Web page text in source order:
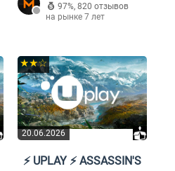
97%, 820 отзывов
на рынке 7 лет
20.06.2026
★★☆
⚡️ UPLAY ⚡️ ASSASSIN'S